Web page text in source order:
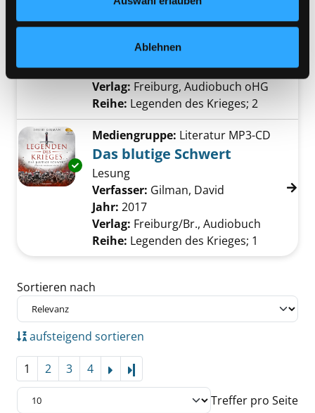
Ablehnen
Exemplar-Details von Der ehrlose König
Der ehrlose König
Verfasser:Gilman, David
Jahr:2017
Verlag: Freiburg, Audiobuch oHG
Reihe: Legenden des Krieges; 2
Exemplar-Details von Das blutige Schwert
Mediengruppe: Literatur MP3-CD
Das blutige Schwert
Lesung
Verfasser: Gilman, David Suche nach
Jahr: 2017
Verlag: Freiburg/Br., Audiobuch
Reihe: Legenden des Krieges; 1
Zu den Suchfiltern springen
Sortieren nach
aufsteigend sortieren
1 2 3 4
Treffer pro Seite